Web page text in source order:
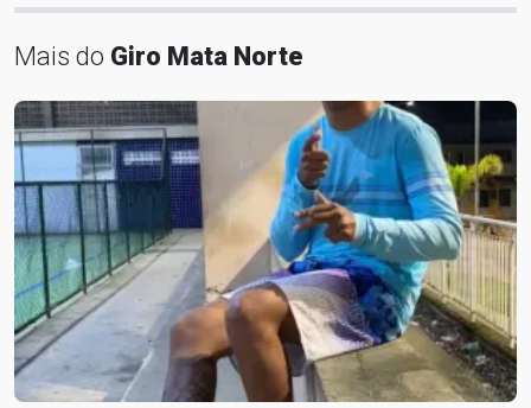
Mais do Giro Mata Norte